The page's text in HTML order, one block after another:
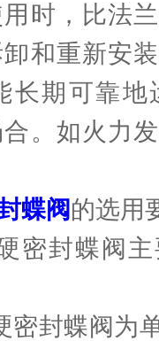
时，比法
和重新安
长期可靠
。如火力
蝶阀的选用
封蝶阀主
封蝶阀为单